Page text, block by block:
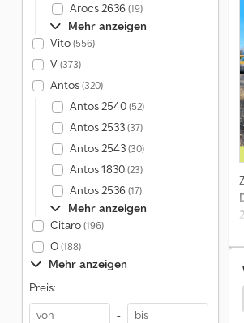
Arocs 2636(19)
Mehr anzeigen
Vito(556)
V(373)
Antos(320)
Antos 2540(52)
Antos 2533(37)
Antos 2543(30)
Antos 1830(23)
Antos 2536(17)
Mehr anzeigen
Citaro(196)
O(188)
Mehr anzeigen
Preis:
-
2
Peugeot Verkaufswagen / Food Truck